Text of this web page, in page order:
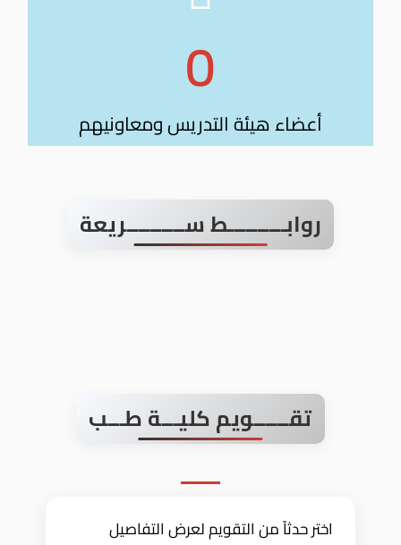
0
أعضاء هيئة التدريس ومعاونيهم
روابــــــــــط ســــــــــريعة
تقــــــويم كليـــة طـــب
اختر حدثاً من التقويم لعرض التفاصيل